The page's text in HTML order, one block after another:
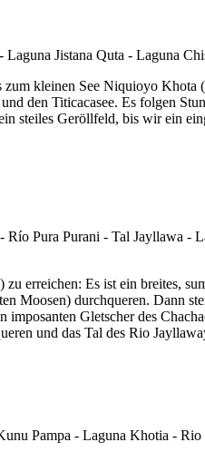
kleinen See Niquioyo
den Titicacasee. Es folgen
Geröllfeld, bis wir ein
erreichen: Es ist ein breites,
Moosen) durchqueren. Dann
Gletscher des
und das Tal des Rio